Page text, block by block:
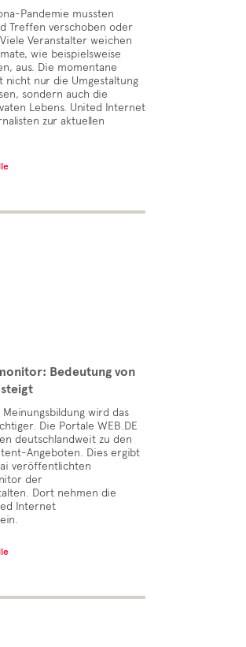
Pandemie mussten
Treffen verschoben oder
Veranstalter weichen
wie beispielsweise
aus. Die momentane
nur die Umgestaltung
sondern auch die
Lebens. United Internet
zur aktuellen
Bedeutung von
wird das
Die Portale WEB.DE
deutschlandweit zu den
Angeboten. Dies ergibt
veröffentlichten
der
Dort nehmen die
Internet